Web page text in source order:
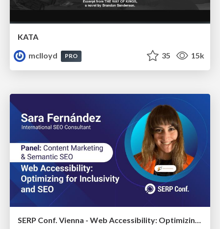
KATA
mclloyd
PRO 35 15k
SERP Conf. Vienna - Web Accessibility: Optimizing for Inclusivity and SEO